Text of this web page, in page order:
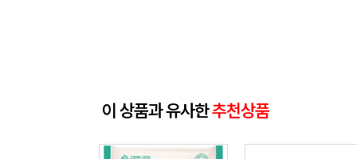
이 상품과 유사한추천상품